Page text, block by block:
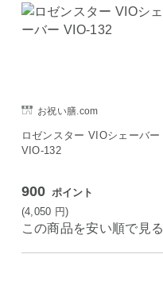
お祝い膳.com
ロゼンスター VIOシェーバー
VIO-132
900 ポイント
(4,050 円)
この商品を安い順で見る